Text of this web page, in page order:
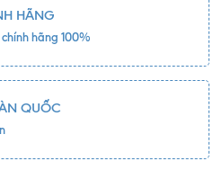
HÃNG
hãng 100%
QUỐC